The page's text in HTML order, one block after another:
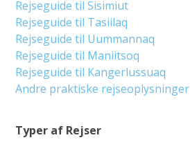
Typer af Rejser
Rejseguide til Sisimiut
Rejseguide til Tasiilaq
Rejseguide til Uummannaq
Rejseguide til Maniitsoq
Rejseguide til Kangerlussuaq
Andre praktiske rejseoplysninger